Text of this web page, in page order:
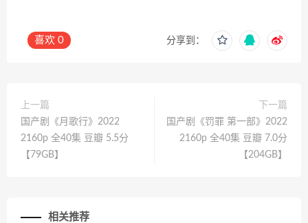
喜欢 0 分享到：
上一篇
国产剧《月歌行》2022
2160p 全40集 豆瓣 5.5分
【79GB】
下一篇
国产剧《罚罪 第一部》2022
2160p 全40集 豆瓣 7.0分
【204GB】
相关推荐